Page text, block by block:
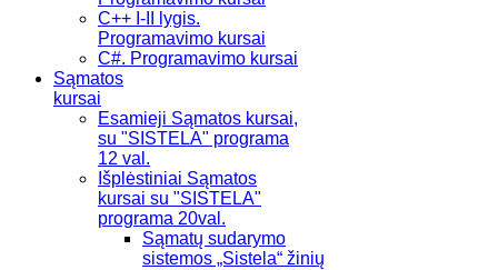
C++ I-II lygis.
Programavimo kursai
C#. Programavimo kursai
Sąmatos
kursai
Esamieji Sąmatos kursai,
su "SISTELA" programa
12 val.
Išplėstiniai Sąmatos
kursai su "SISTELA"
programa 20val.
Sąmatų sudarymo
sistemos „Sistela“ žinių